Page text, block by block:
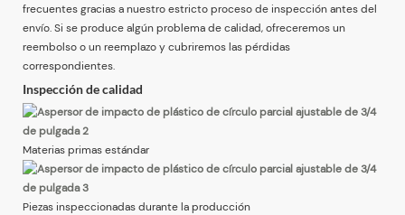
frecuentes gracias a nuestro estricto proceso de inspección antes del
envío. Si se produce algún problema de calidad, ofreceremos un
reembolso o un reemplazo y cubriremos las pérdidas
correspondientes.
Inspección de calidad
Materias primas estándar
Piezas inspeccionadas durante la producción